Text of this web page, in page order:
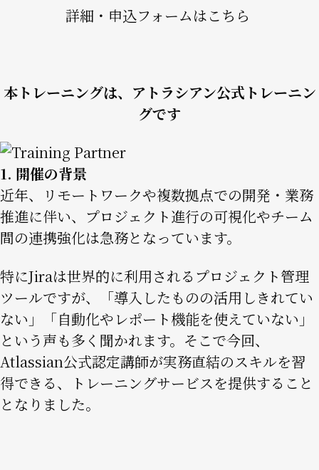
詳細・申込フォームはこちら
本トレーニングは、アトラシアン公式トレーニン
グです
Image
1. 開催の背景
近年、リモートワークや複数拠点での開発・業務
推進に伴い、プロジェクト進行の可視化やチーム
間の連携強化は急務となっています。
特にJiraは世界的に利用されるプロジェクト管理
ツールですが、「導入したものの活用しきれてい
ない」「自動化やレポート機能を使えていない」
という声も多く聞かれます。そこで今回、
Atlassian公式認定講師が実務直結のスキルを習
得できる、トレーニングサービスを提供すること
となりました。